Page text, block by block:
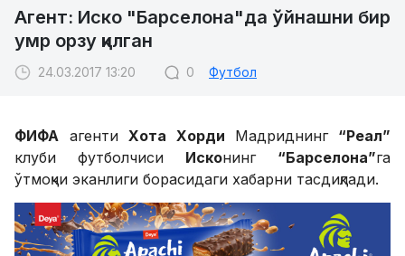
Агент: Иско "Барселона"да ўйнашни бир
умр орзу қилган
24.03.2017 13:20 0 Футбол
ФИФА агентиХота Хорди Мадриднинг“Реал”
клуби футболчиси Исконинг “Барселона”га
ўтмоқчи эканлиги борасидаги хабарни тасдиқлади.